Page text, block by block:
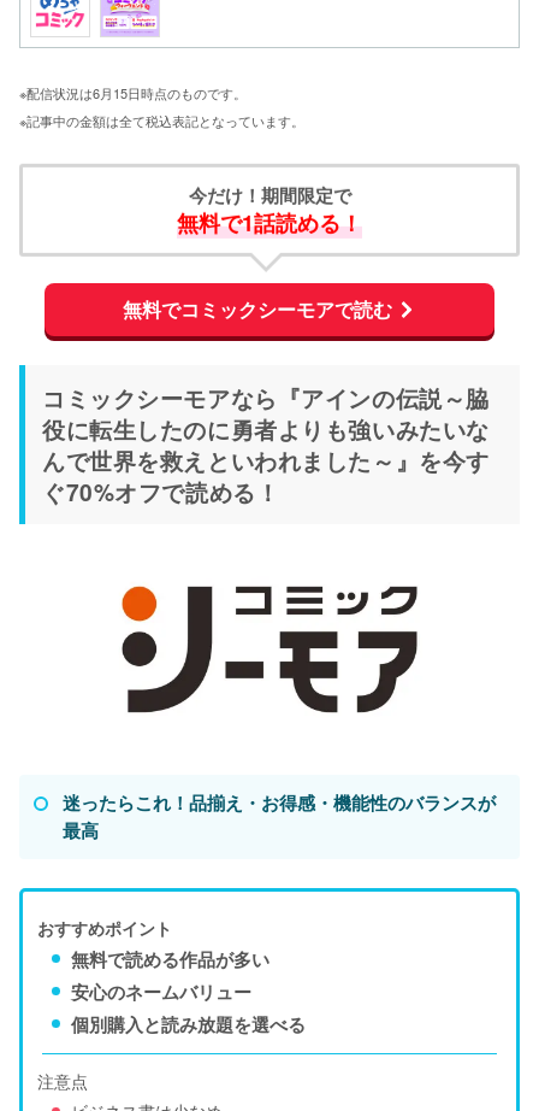
※配信状況は6月15日時点のものです。
※記事中の金額は全て税込表記となっています。
今だけ！期間限定で
無料で1話読める！
無料でコミックシーモアで読む
コミックシーモアなら『アインの伝説～脇
役に転生したのに勇者よりも強いみたいな
んで世界を救えといわれました～』を今す
ぐ70%オフで読める！
迷ったらこれ！品揃え・お得感・機能性のバランスが
最高
おすすめポイント
無料で読める作品が多い
安心のネームバリュー
個別購入と読み放題を選べる
注意点